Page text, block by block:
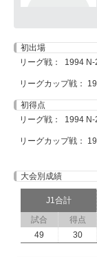
初出場
リーグ戦： 1994
リーグカップ戦：
初得点
リーグ戦： 1994
リーグカップ戦：
大会別成績
J1合計
試合
得点
49
30